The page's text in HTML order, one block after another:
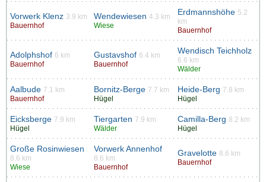
Vorwerk Klenz 3.9 km
Bauernhof
Wendewiesen 4.3 km
Wiese
Erdmannshöhe 5.2
km
Bauernhof
Adolphshof 6 km
Bauernhof
Gustavshof 6.4 km
Bauernhof
Wendisch Teichholz
6.6 km
Wälder
Aalbude 7.1 km
Bauernhof
Bornitz-Berge 7.7 km
Hügel
Heide-Berg 7.8 km
Hügel
Eicksberge 7.9 km
Hügel
Tiergarten 7.9 km
Wälder
Camilla-Berg 8.2 km
Hügel
Große Rosinwiesen
8.6 km
Wiese
Vorwerk Annenhof
8.6 km
Bauernhof
Gravelotte 8.6 km
Bauernhof